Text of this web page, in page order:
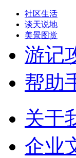
社区生活
谈天说地
美景图赏
游记
帮助
关于
企业